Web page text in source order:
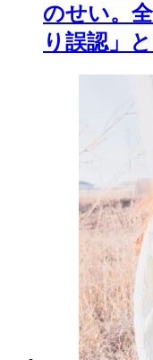
のせい。
り誤認」